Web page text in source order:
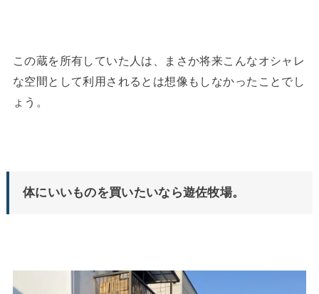
この蔵を所有していた人は、まさか将来こんなオシャレ
な空間として利用されるとは想像もしなかったことでし
ょう。
体にいいものを買いたいなら遊佐牧場。